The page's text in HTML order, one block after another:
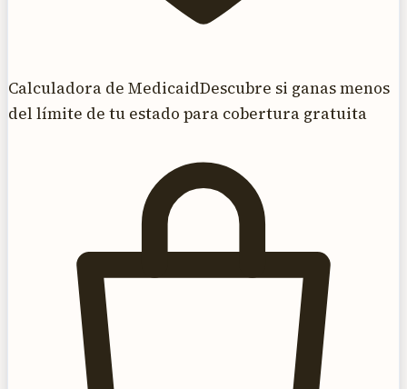
Calculadora de MedicaidDescubre si ganas menos
del límite de tu estado para cobertura gratuita